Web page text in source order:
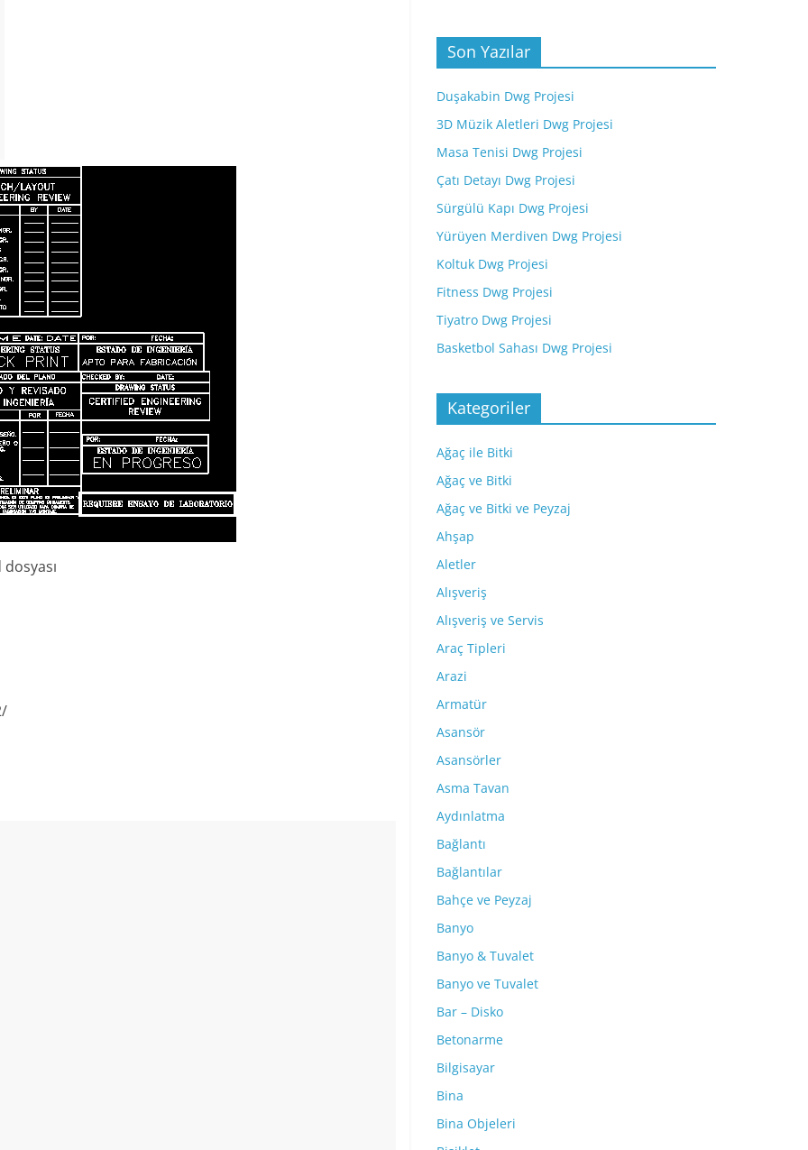
Son Yazılar
Duşakabin Dwg Projesi
3D Müzik Aletleri Dwg Projesi
Masa Tenisi Dwg Projesi
Çatı Detayı Dwg Projesi
Sürgülü Kapı Dwg Projesi
Yürüyen Merdiven Dwg Projesi
Koltuk Dwg Projesi
Fitness Dwg Projesi
Tiyatro Dwg Projesi
Basketbol Sahası Dwg Projesi
Kategoriler
Ağaç ile Bitki
Ağaç ve Bitki
Ağaç ve Bitki ve Peyzaj
Ahşap
Aletler
Alışveriş
Alışveriş ve Servis
Araç Tipleri
Arazi
Armatür
Asansör
Asansörler
Asma Tavan
Aydınlatma
Bağlantı
Bağlantılar
Bahçe ve Peyzaj
Banyo
Banyo & Tuvalet
Banyo ve Tuvalet
Bar – Disko
Betonarme
Bilgisayar
Bina
Bina Objeleri